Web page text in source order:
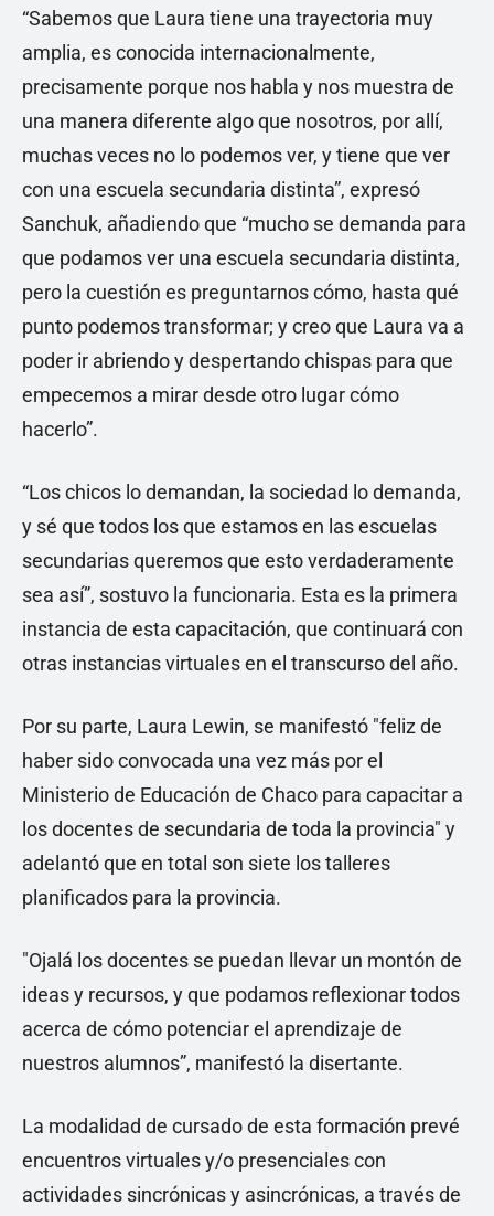
“Sabemos que Laura tiene una trayectoria muy
amplia, es conocida internacionalmente,
precisamente porque nos habla y nos muestra de
una manera diferente algo que nosotros, por allí,
muchas veces no lo podemos ver, y tiene que ver
con una escuela secundaria distinta”, expresó
Sanchuk, añadiendo que “mucho se demanda para
que podamos ver una escuela secundaria distinta,
pero la cuestión es preguntarnos cómo, hasta qué
punto podemos transformar; y creo que Laura va a
poder ir abriendo y despertando chispas para que
empecemos a mirar desde otro lugar cómo
hacerlo”.
“Los chicos lo demandan, la sociedad lo demanda,
y sé que todos los que estamos en las escuelas
secundarias queremos que esto verdaderamente
sea así”, sostuvo la funcionaria. Esta es la primera
instancia de esta capacitación, que continuará con
otras instancias virtuales en el transcurso del año.
Por su parte, Laura Lewin, se manifestó "feliz de
haber sido convocada una vez más por el
Ministerio de Educación de Chaco para capacitar a
los docentes de secundaria de toda la provincia" y
adelantó que en total son siete los talleres
planificados para la provincia.
"Ojalá los docentes se puedan llevar un montón de
ideas y recursos, y que podamos reflexionar todos
acerca de cómo potenciar el aprendizaje de
nuestros alumnos”, manifestó la disertante.
La modalidad de cursado de esta formación prevé
encuentros virtuales y/o presenciales con
actividades sincrónicas y asincrónicas, a través de